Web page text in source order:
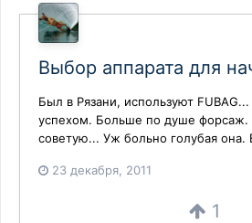
Выбор аппарата для
Был в Рязани, используют
успехом. Больше по душе форсаж.
советую... Уж больно голубая она.
23 декабря, 2011
1